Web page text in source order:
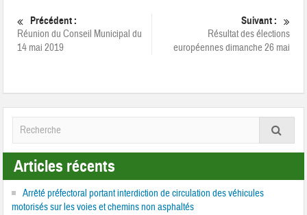
Précédent :
Réunion du Conseil Municipal du
14 mai 2019
Suivant :
Résultat des élections
européennes dimanche 26 mai
Articles récents
Arrêté préfectoral portant interdiction de circulation des véhicules
motorisés sur les voies et chemins non asphaltés